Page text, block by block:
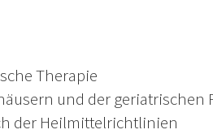
Therapie
und der geriatrischen
der Heilmittelrichtlinien